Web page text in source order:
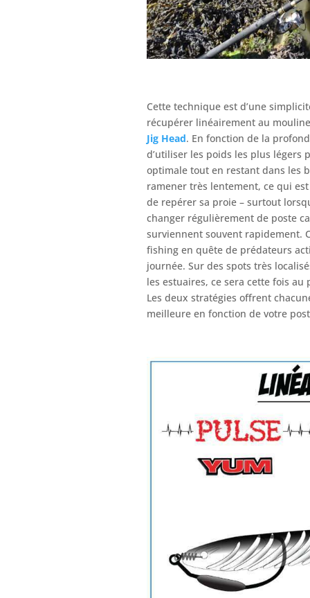
Cette technique est d’une
récupérer linéairement au
Jig Head. En fonction de la
d’utiliser les poids les plus légers
optimale tout en restant dans les
ramener très lentement, ce qui
de repérer sa proie – surtout
changer régulièrement de poste
surviennent souvent rapidement.
fishing en quête de prédateurs
journée. Sur des spots très
les estuaires, ce sera cette fois
Les deux stratégies offrent
meilleure en fonction de votre